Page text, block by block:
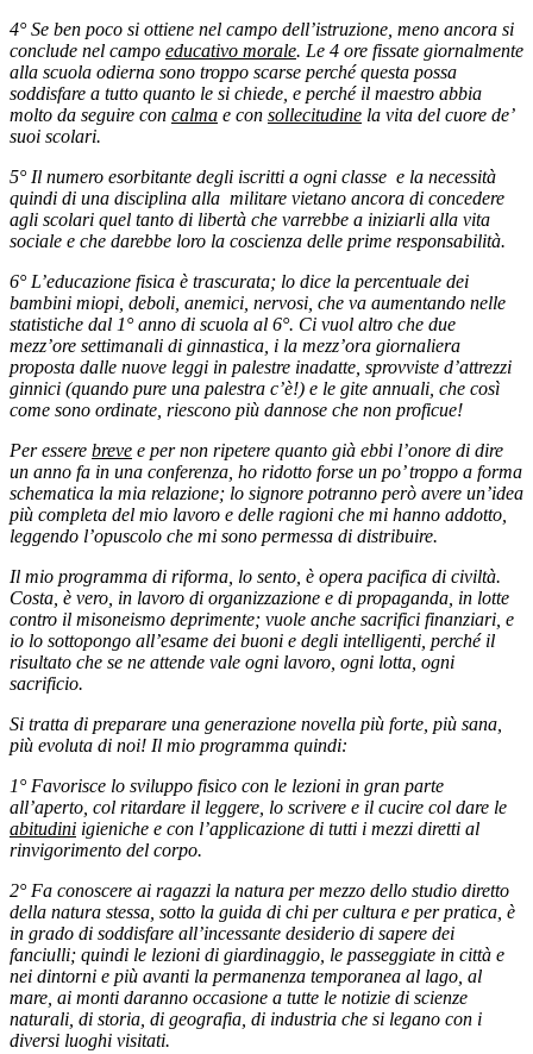
4° Se ben poco si ottiene nel campo dell’istruzione, meno ancora si
conclude nel campo educativo morale. Le 4 ore fissate giornalmente
alla scuola odierna sono troppo scarse perché questa possa
soddisfare a tutto quanto le si chiede, e perché il maestro abbia
molto da seguire con calma e con sollecitudine la vita del cuore de’
suoi scolari.
5° Il numero esorbitante degli iscritti a ogni classe e la necessità
quindi di una disciplina alla militare vietano ancora di concedere
agli scolari quel tanto di libertà che varrebbe a iniziarli alla vita
sociale e che darebbe loro la coscienza delle prime responsabilità.
6° L’educazione fisica è trascurata; lo dice la percentuale dei
bambini miopi, deboli, anemici, nervosi, che va aumentando nelle
statistiche dal 1° anno di scuola al 6°. Ci vuol altro che due
mezz’ore settimanali di ginnastica, i la mezz’ora giornaliera
proposta dalle nuove leggi in palestre inadatte, sprovviste d’attrezzi
ginnici (quando pure una palestra c’è!) e le gite annuali, che così
come sono ordinate, riescono più dannose che non proficue!
Per essere breve e per non ripetere quanto già ebbi l’onore di dire
un anno fa in una conferenza, ho ridotto forse un po’ troppo a forma
schematica la mia relazione; lo signore potranno però avere un’idea
più completa del mio lavoro e delle ragioni che mi hanno addotto,
leggendo l’opuscolo che mi sono permessa di distribuire.
Il mio programma di riforma, lo sento, è opera pacifica di civiltà.
Costa, è vero, in lavoro di organizzazione e di propaganda, in lotte
contro il misoneismo deprimente; vuole anche sacrifici finanziari, e
io lo sottopongo all’esame dei buoni e degli intelligenti, perché il
risultato che se ne attende vale ogni lavoro, ogni lotta, ogni
sacrificio.
Si tratta di preparare una generazione novella più forte, più sana,
più evoluta di noi! Il mio programma quindi:
1° Favorisce lo sviluppo fisico con le lezioni in gran parte
all’aperto, col ritardare il leggere, lo scrivere e il cucire col dare le
abitudini igieniche e con l’applicazione di tutti i mezzi diretti al
rinvigorimento del corpo.
2° Fa conoscere ai ragazzi la natura per mezzo dello studio diretto
della natura stessa, sotto la guida di chi per cultura e per pratica, è
in grado di soddisfare all’incessante desiderio di sapere dei
fanciulli; quindi le lezioni di giardinaggio, le passeggiate in città e
nei dintorni e più avanti la permanenza temporanea al lago, al
mare, ai monti daranno occasione a tutte le notizie di scienze
naturali, di storia, di geografia, di industria che si legano con i
diversi luoghi visitati.